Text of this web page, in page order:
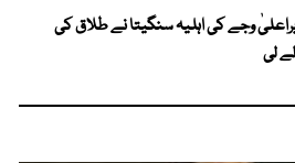
وجے کی اہلیہ سنگیتا نے طلاق کی
لی